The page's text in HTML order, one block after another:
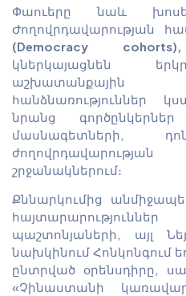
Փաուերը նաև
Ժողովրդավարության
(Democracy cohorts),
կներկայացնեն
հանձնառություններ
նրանց
մասնագետների,
շրջանակներում։
Քննարկումից
պաշտոնյաների, այլ
նախկինում Հոնկոնգում
ընտրված օրենսդիրը,
«Չինաստանի